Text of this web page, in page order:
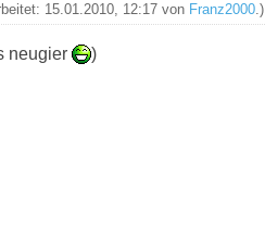
15.01.2010, 12:17 von Franz2000.)
neugier )